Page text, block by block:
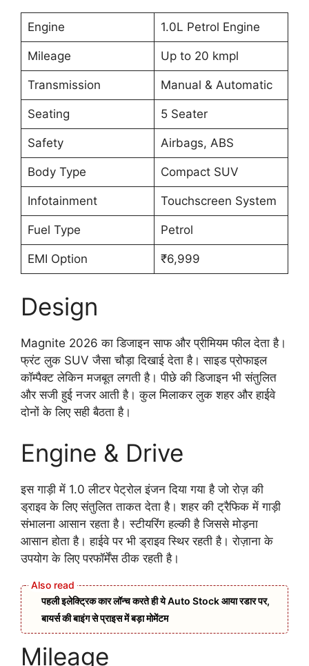
Engine 1.0L Petrol Engine
Mileage Up to 20 kmpl
Transmission Manual & Automatic
Seating 5 Seater
Safety Airbags, ABS
Body Type Compact SUV
Infotainment Touchscreen System
Fuel Type Petrol
EMI Option ₹6,999
Design
Magnite 2026 का डिजाइन साफ और प्रीमियम फील देता है।
फ्रंट लुक SUV जैसा चौड़ा दिखाई देता है। साइड प्रोफाइल
कॉम्पैक्ट लेकिन मजबूत लगती है। पीछे की डिजाइन भी संतुलित
और सजी हुई नजर आती है। कुल मिलाकर लुक शहर और हाईवे
दोनों के लिए सही बैठता है।
Engine & Drive
इस गाड़ी में 1.0 लीटर पेट्रोल इंजन दिया गया है जो रोज़ की
ड्राइव के लिए संतुलित ताकत देता है। शहर की ट्रैफिक में गाड़ी
संभालना आसान रहता है। स्टीयरिंग हल्की है जिससे मोड़ना
आसान होता है। हाईवे पर भी ड्राइव स्थिर रहती है। रोज़ाना के
उपयोग के लिए परफॉर्मेंस ठीक रहती है।
पहली इलेक्ट्रिक कार लॉन्च करते ही ये Auto Stock आया रडार पर,
बायर्स की बाइंग से प्राइस में बड़ा मोमेंटम
Mileage